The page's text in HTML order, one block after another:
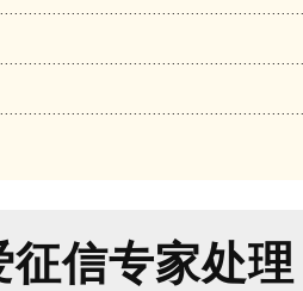
信专家处理